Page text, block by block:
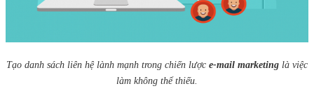
Tạo danh sách liên hệ lành mạnh trong chiến lược e-mail marketing là việc
làm không thể thiếu.